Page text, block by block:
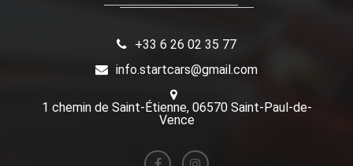
+33 6 26 02 35 77
info.startcars@gmail.com
1 chemin de Saint-Étienne, 06570 Saint-Paul-de-
Vence